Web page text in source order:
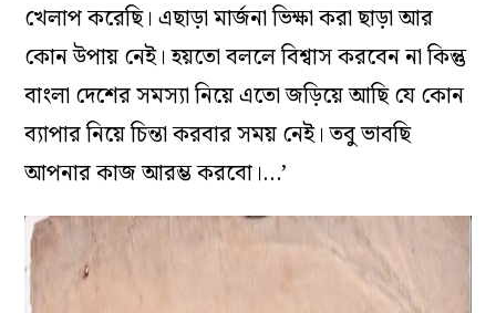
খেলাপ করেছি। এছাড়া মার্জনা ভিক্ষা করা ছাড়া আর
কোন উপায় নেই। হয়তো বললে বিশ্বাস করবেন না কিন্তু
বাংলা দেশের সমস্যা নিয়ে এতো জড়িয়ে আছি যে কোন
ব্যাপার নিয়ে চিন্তা করবার সময় নেই। তবু ভাবছি
আপনার কাজ আরম্ভ করবো।…’